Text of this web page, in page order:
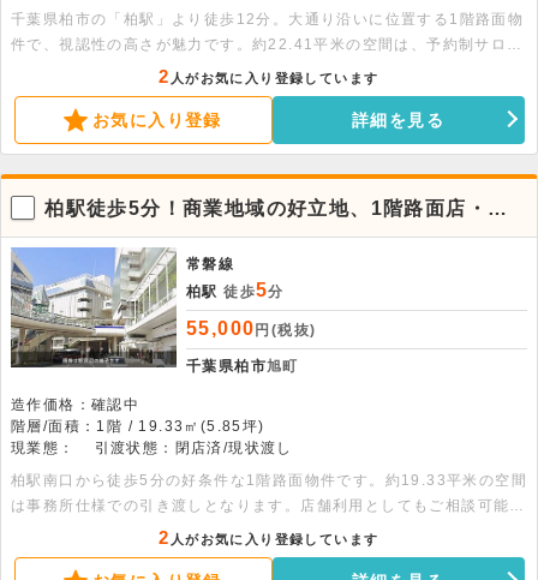
千葉県柏市の「柏駅」より徒歩12分。大通り沿いに位置する1階路面物
件で、視認性の高さが魅力です。約22.41平米の空間は、予約制サロン
や事務所など、幅広い業種でご検討いただけます。周辺には大型スーパ
ーがあり、安定した集客が見込める賑やかな環境です。オートロックや
防犯カメラ、宅配BOXなど設備も充実。光インターネット使用料も無
料で、コストを抑えた事業開始をサポートします。
2 人がお気に入り登録しています
お気に入り登録 詳細を見る
柏駅徒歩5分！商業地域の好立地、1階路面店・事
務所物件
常磐線
柏駅 徒歩5分
55,000 円(税抜)
千葉県柏市旭町
造作価格：確認中
階層/面積：1階 / 19.33㎡(5.85坪)
現業態：
引渡状態：閉店済/現状渡し
柏駅南口から徒歩5分の好条件な1階路面物件です。約19.33平米の空間
は事務所仕様での引き渡しとなります。店舗利用としてもご相談可能で
す。まずはお問い合わせください。
2 人がお気に入り登録しています